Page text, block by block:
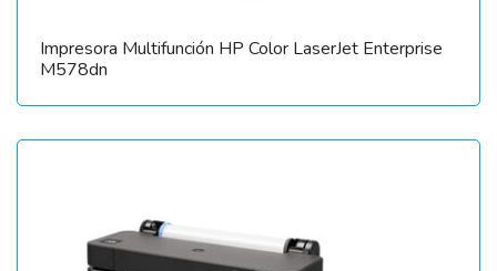
Impresora Multifunción HP Color LaserJet Enterprise
M578dn